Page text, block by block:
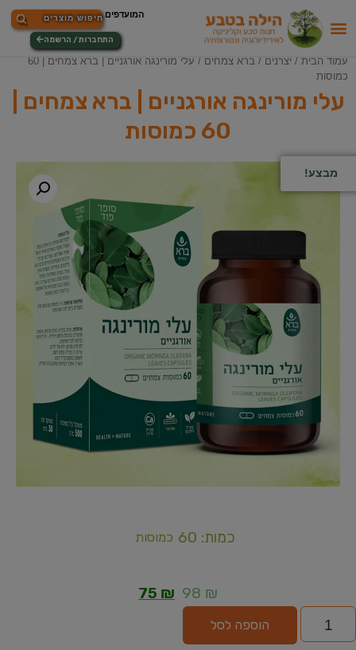
התחברות / הרשמה
עמוד הבית / יצרנים / ברא צמחים
/ עלי מורינגה אורגניים | ברא צמחים | 60
כמוסות
עלי מורינגה אורגניים | ברא צמחים |
60 כמוסות
מבצע!
כמות: 60 כמוסות
98 ₪
75 ₪
הוספה לסל